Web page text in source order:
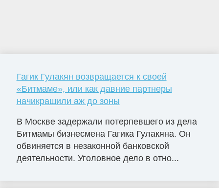
Гагик Гулакян возвращается к своей
«Битмаме», или как давние партнеры
начикрашили аж до зоны
В Москве задержали потерпевшего из дела
Битмамы бизнесмена Гагика Гулакяна. Он
обвиняется в незаконной банковской
деятельности. Уголовное дело в отно...